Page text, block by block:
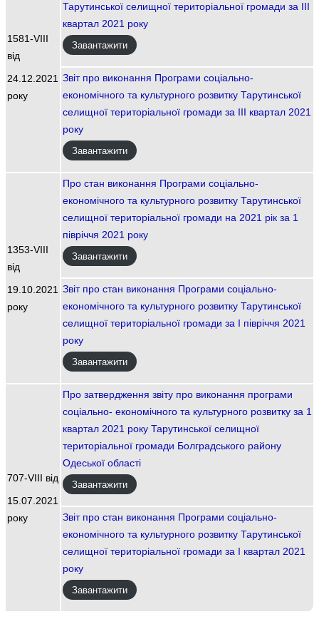
1581-VIII
від
24.12.2021
року
Тарутинської селищної територіальної громади за III
квартал 2021 року
Завантажити
Звіт про виконання Програми соціально-
економічного та культурного розвитку Тарутинської
селищної територіальної громади за III квартал 2021
року
Завантажити
1353-VIII
від
19.10.2021
року
Про стан виконання Програми соціально-
економічного та культурного розвитку Тарутинської
селищної територіальної громади на 2021 рік за 1
півріччя 2021 року
Завантажити
Звіт про стан виконання Програми соціально-
економічного та культурного розвитку Тарутинської
селищної територіальної громади за І півріччя 2021
року
Завантажити
707-VIII від
15.07.2021
року
Про затвердження звіту про виконання програми
соціально- економічного та культурного розвитку за 1
квартал 2021 року Тарутинської селищної
територіальної громади Болградського району
Одеської області
Завантажити
Звіт про стан виконання Програми соціально-
економічного та культурного розвитку Тарутинської
селищної територіальної громади за І квартал 2021
року
Завантажити